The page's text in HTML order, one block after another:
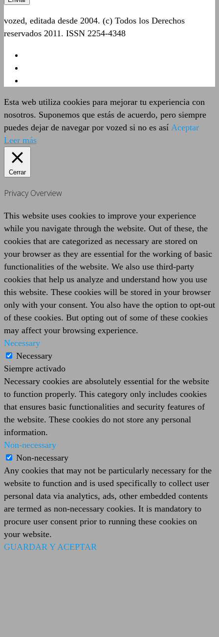
vozed, editada desde 2004. (c) Todos los Derechos
reservados 2011. ISSN 2254-4348
Esta web utiliza cookies para mejorar tu experiencia con
nosotros. Suponemos que estás de acuerdo, pero siempre
puedes dejar de navegar por vozed si no es así Aceptar
Leer más
Cerrar
Privacy Overview
This website uses cookies to improve your experience
while you navigate through the website. Out of these, the
cookies that are categorized as necessary are stored on
your browser as they are essential for the working of basic
functionalities of the website. We also use third-party
cookies that help us analyze and understand how you use
this website. These cookies will be stored in your browser
only with your consent. You also have the option to opt-out
of these cookies. But opting out of some of these cookies
may affect your browsing experience.
Necessary
Necessary
Siempre activado
Necessary cookies are absolutely essential for the website
to function properly. This category only includes cookies
that ensures basic functionalities and security features of
the website. These cookies do not store any personal
information.
Non-necessary
Non-necessary
Any cookies that may not be particularly necessary for the
website to function and is used specifically to collect user
personal data via analytics, ads, other embedded contents
are termed as non-necessary cookies. It is mandatory to
procure user consent prior to running these cookies on
your website.
GUARDAR Y ACEPTAR